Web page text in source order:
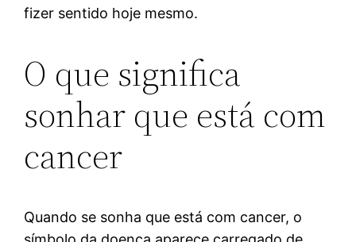
fizer sentido hoje mesmo.
O que significa
sonhar que está com
cancer
Quando se sonha que está com cancer, o